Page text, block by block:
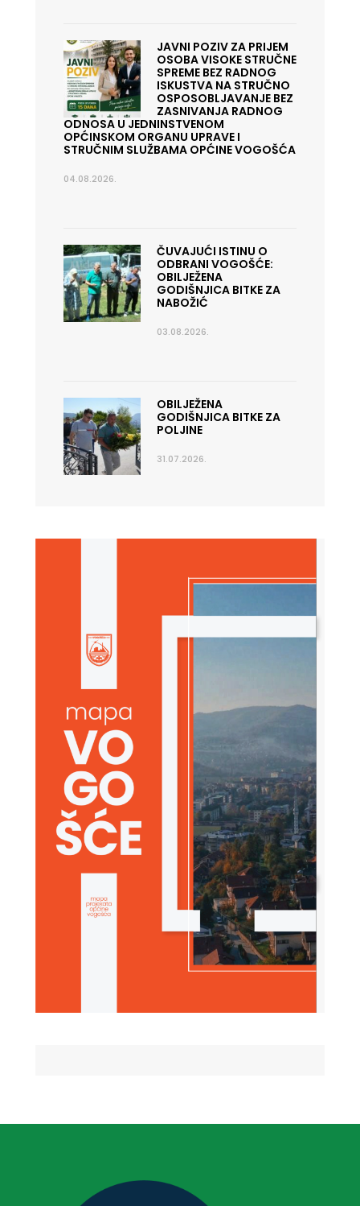
JAVNI POZIV ZA PRIJEM
OSOBA VISOKE STRUČNE
SPREME BEZ RADNOG
ISKUSTVA NA STRUČNO
OSPOSOBLJAVANJE BEZ
ZASNIVANJA RADNOG
ODNOSA U JEDNINSTVENOM
OPĆINSKOM ORGANU UPRAVE I
STRUČNIM SLUŽBAMA OPĆINE VOGOŠĆA
04.08.2026.
ČUVAJUĆI ISTINU O
ODBRANI VOGOŠĆE:
OBILJEŽENA
GODIŠNJICA BITKE ZA
NABOŽIĆ
03.08.2026.
OBILJEŽENA
GODIŠNJICA BITKE ZA
POLJINE
31.07.2026.